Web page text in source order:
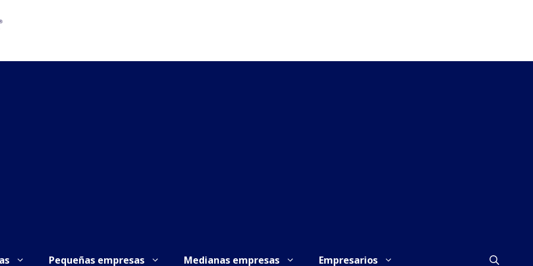
Pequeñas empresas Medianas empresas Empresarios